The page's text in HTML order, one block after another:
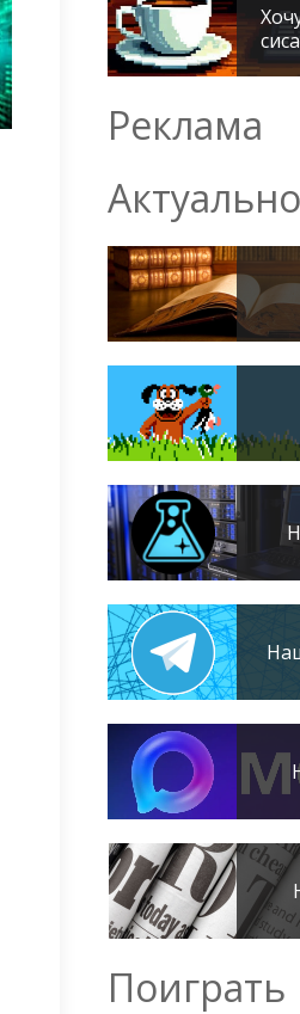
Хочу
Реклама
Актуально
Поиграть